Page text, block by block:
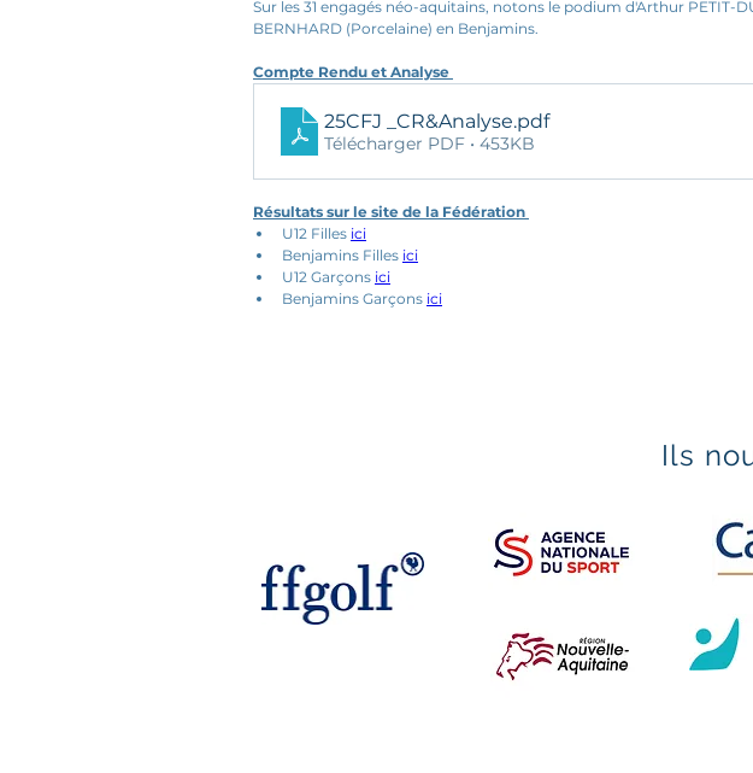
Sur les 31 engagés néo-aquitains, notons le podium d'Arthur PETIT-
BERNHARD (Porcelaine) en Benjamins.
Compte Rendu et Analyse
25CFJ _CR&Analyse.pdf
Télécharger PDF • 453KB
Résultats sur le site de la Fédération
U12 Filles ici
Benjamins Filles ici
U12 Garçons ici
Benjamins Garçons ici
Ils